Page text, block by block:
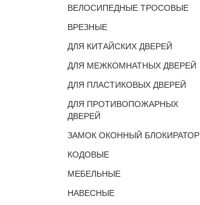
ВЕЛОСИПЕДНЫЕ ТРОСОВЫЕ
ВРЕЗНЫЕ
ДЛЯ КИТАЙСКИХ ДВЕРЕЙ
ДЛЯ МЕЖКОМНАТНЫХ ДВЕРЕЙ
ДЛЯ ПЛАСТИКОВЫХ ДВЕРЕЙ
ДЛЯ ПРОТИВОПОЖАРНЫХ
ДВЕРЕЙ
ЗАМОК ОКОННЫЙ БЛОКИРАТОР
КОДОВЫЕ
МЕБЕЛЬНЫЕ
НАВЕСНЫЕ